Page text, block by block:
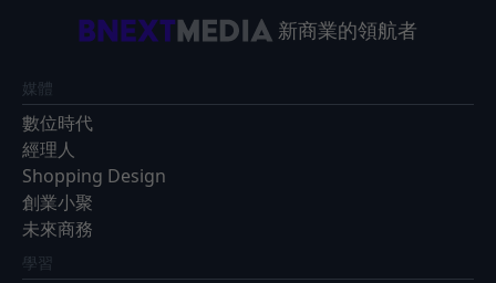
新商業的領航者
媒體
數位時代
經理人
Shopping Design
創業小聚
未來商務
學習